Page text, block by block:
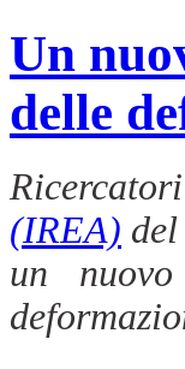
Un
delle
(IREA) del
un